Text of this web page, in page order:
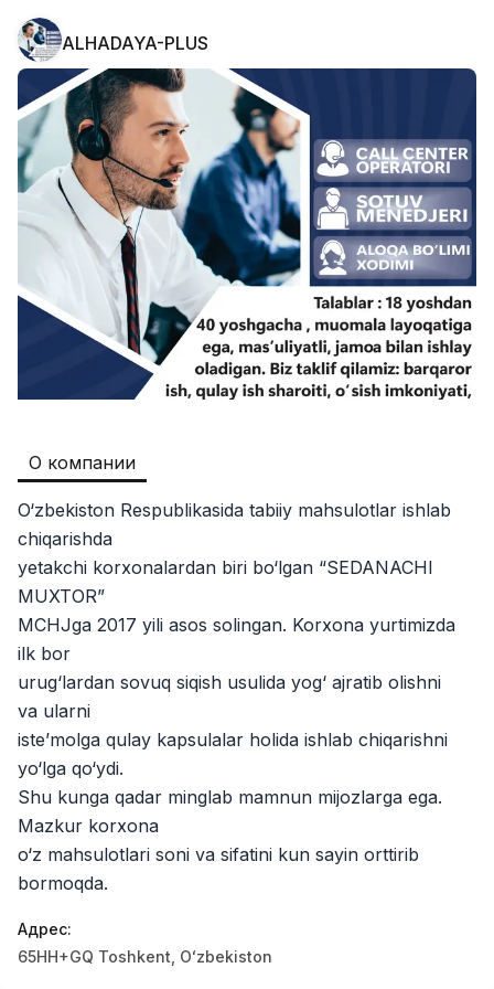
Safia
Restaurants and Fast Food,Trade and
Retail
Рабочие места:511
B&B
Restaurants and Fast Food
Рабочие места:351
Oqtepa Lavash
Restaurants and Fast Food
Рабочие места:202
Burger King Uzb
Hotels and Tourism,Boshqa
Рабочие места:50
Education and Training
Kamolon osh
Boshqa
Рабочие места:42
Zahratun
Trade and Retail
Trade and Retail
Uyda
Trade and Retail
Рабочие места:
M COSMETIC Рабочие места
RDB GROUP
Manufacturing and Factories
Restaurants and Fast Food
ALHADAYA-PLUS
О компании
O‘zbekiston Respublikasida tabiiy mahsulotlar ishlab
chiqarishda
yetakchi korxonalardan biri bo‘lgan “SEDANACHI
MUXTOR”
MCHJga 2017 yili asos solingan. Korxona yurtimizda
ilk bor
urug‘lardan sovuq siqish usulida yog‘ ajratib olishni
va ularni
iste’molga qulay kapsulalar holida ishlab chiqarishni
yo‘lga qo‘ydi.
Shu kunga qadar minglab mamnun mijozlarga ega.
Mazkur korxona
o‘z mahsulotlari soni va sifatini kun sayin orttirib
bormoqda.
Адрес:
65HH+GQ Тоshkent, Oʻzbekiston
Вакансии Категории